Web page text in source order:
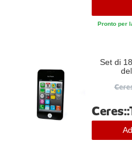
Pronto per
Set di